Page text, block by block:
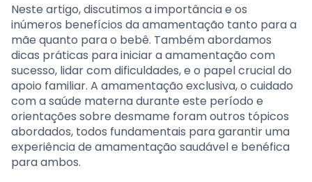
Neste artigo, discutimos a importância e os
inúmeros benefícios da amamentação tanto para a
mãe quanto para o bebê. Também abordamos
dicas práticas para iniciar a amamentação com
sucesso, lidar com dificuldades, e o papel crucial do
apoio familiar. A amamentação exclusiva, o cuidado
com a saúde materna durante este período e
orientações sobre desmame foram outros tópicos
abordados, todos fundamentais para garantir uma
experiência de amamentação saudável e benéfica
para ambos.